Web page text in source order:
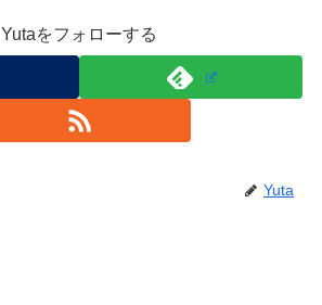
Yutaをフォローする
Yuta